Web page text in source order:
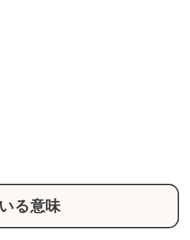
る意味